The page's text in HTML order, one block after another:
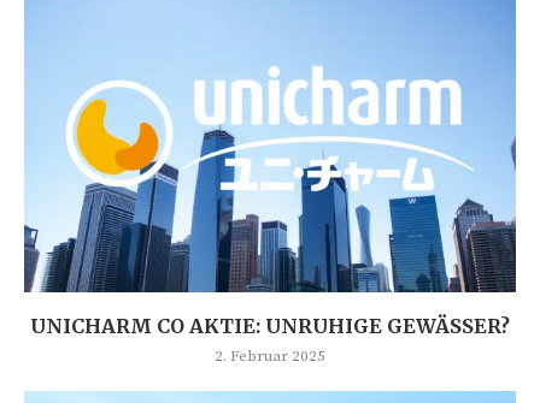
UNICHARM CO AKTIE: UNRUHIGE GEWÄSSER?
2. Februar 2025